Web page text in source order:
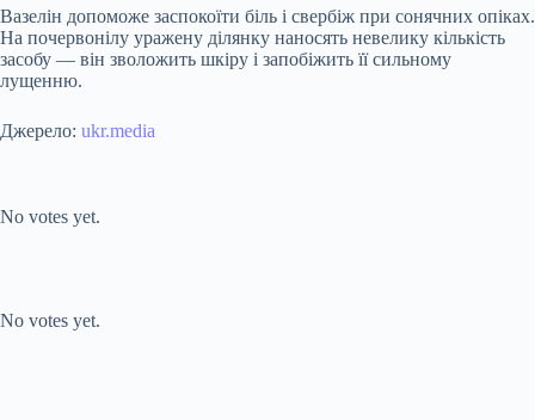
Вазелін допоможе заспокоїти біль і свербіж при сонячних опіках.
На почервонілу уражену ділянку наносять невелику кількість
засобу — він зволожить шкіру і запобіжить її сильному
лущенню.
Джерело: ukr.media
No votes yet.
No votes yet.